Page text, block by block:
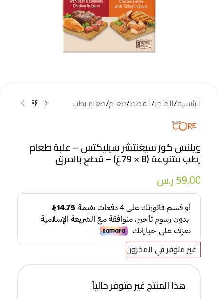
الرئيسية/المتجر/القطط/طعام/طعام رطب
ويلنس كور سيغنتشر سيليكتس – علبة طعام
رطب متنوعة (8 × 79غ) – قطع بالمرق
59.00ر.س
غير متوفر في المخزون
هذا المنتج غير متوفر حالياً.